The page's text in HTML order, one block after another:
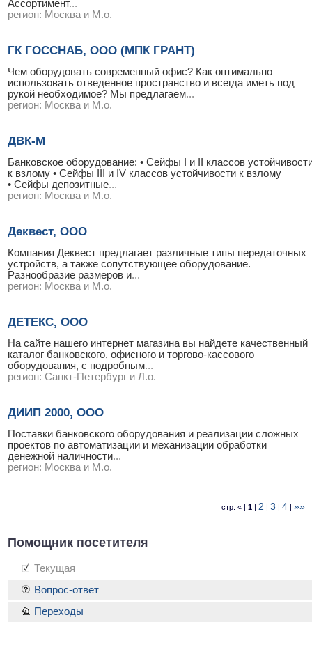
Ассортимент...
регион: Москва и М.о.
ГК ГОССНАБ, ООО (МПК ГРАНТ)
Чем оборудовать современный офис? Как оптимально
использовать отведенное пространство и всегда иметь под
рукой необходимое? Мы предлагаем...
регион: Москва и М.о.
ДВК-М
Банковское оборудование: • Сейфы I и II классов
к взлому • Сейфы III и IV классов устойчивости к взлому
• Сейфы депозитные...
регион: Москва и М.о.
Деквест, ООО
Компания Деквест предлагает различные типы передаточных
устройств, а также сопутствующее оборудование.
Разнообразие размеров и...
регион: Москва и М.о.
ДЕТЕКС, ООО
На сайте нашего интернет магазина вы найдете качественный
каталог банковского, офисного и торгово-кассового
оборудования, с подробным...
регион: Санкт-Петербург и Л.о.
ДИИП 2000, ООО
Поставки банковского оборудования и реализации сложных
проектов по автоматизации и механизации обработки
денежной наличности...
регион: Москва и М.о.
стр. « |1 | 2 |3 |4 |»»
Помощник посетителя
Текущая
Вопрос-ответ
Переходы